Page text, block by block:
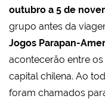
outubro a 5 de
grupo antes da
Jogos Parapan-
acontecerão entre
capital chilena. Ao
foram chamados